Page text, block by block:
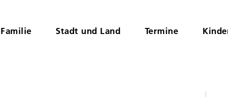
Familie Stadt und Land Termine